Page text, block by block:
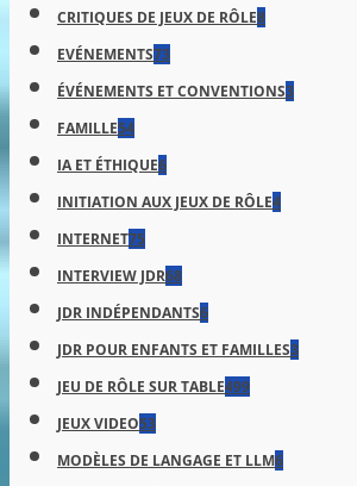
CRITIQUES DE JEUX DE RÔLE8
EVÉNEMENTS73
ÉVÉNEMENTS ET CONVENTIONS3
FAMILLE54
IA ET ÉTHIQUE6
INITIATION AUX JEUX DE RÔLE4
INTERNET75
INTERVIEW JDR68
JDR INDÉPENDANTS6
JDR POUR ENFANTS ET FAMILLES3
JEU DE RÔLE SUR TABLE499
JEUX VIDEO53
MODÈLES DE LANGAGE ET LLM6